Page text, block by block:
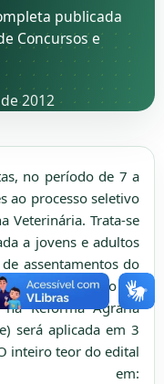
publicada
Concursos e
2012
no período de 7 a
ao processo seletivo
Veterinária. Trata-se
a jovens e adultos
assentamentos do
no âmbito do
na Reforma Agrária
será aplicada em 3
inteiro teor do edital
em: